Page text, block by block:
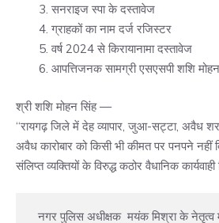
सनराइज स्पा के दस्तावेज
ग्राहकों का नाम दर्ज रजिस्टर
वर्ष 2024 से किरायानामा दस्तावेज
आपत्तिजनक सामग्री एसएसपी शशि
श्री शशि मोहन सिंह —
“रायगढ़ जिले में देह व्यापार, जुआ-सट्टा, अवैध
अवैध कारोबार को किसी भी कीमत पर पनपने नहीं
संलिप्त व्यक्तियों के विरुद्ध कठोर वैधानिक